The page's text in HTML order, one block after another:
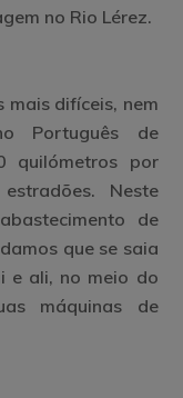
no Rio Lérez.
mais difíceis, nem
Português de
quilómetros por
Neste
de
que se saia
e ali, no meio do
máquinas de